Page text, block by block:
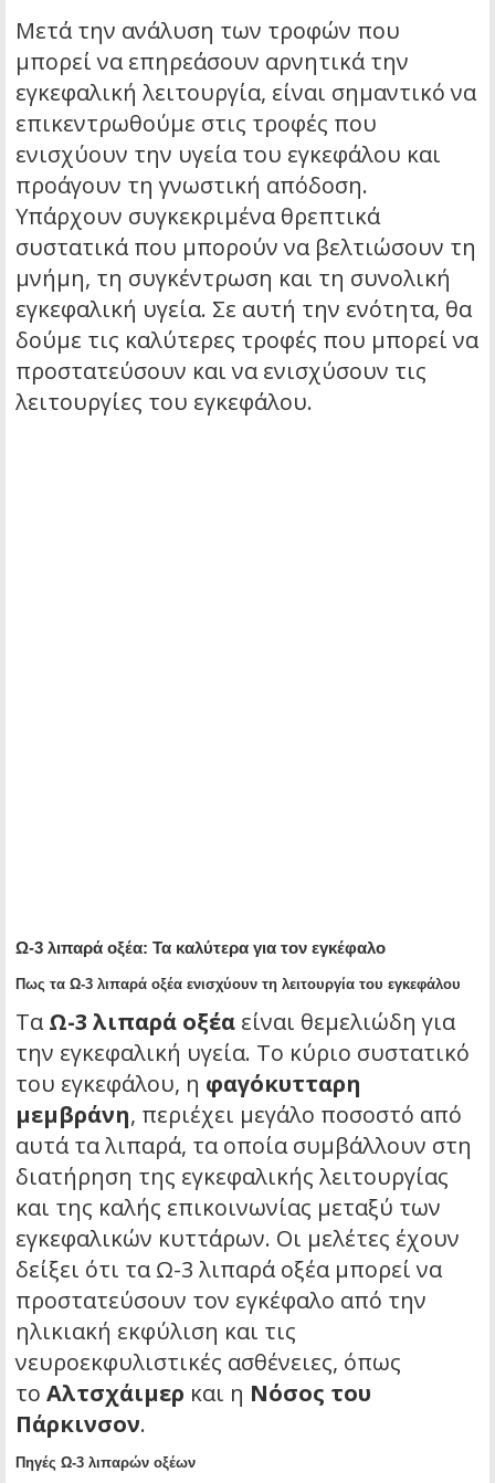
Μετά την ανάλυση των τροφών που
μπορεί να επηρεάσουν αρνητικά την
εγκεφαλική λειτουργία, είναι σημαντικό να
επικεντρωθούμε στις τροφές που
ενισχύουν την υγεία του εγκεφάλου και
προάγουν τη γνωστική απόδοση.
Υπάρχουν συγκεκριμένα θρεπτικά
συστατικά που μπορούν να βελτιώσουν τη
μνήμη, τη συγκέντρωση και τη συνολική
εγκεφαλική υγεία. Σε αυτή την ενότητα, θα
δούμε τις καλύτερες τροφές που μπορεί να
προστατεύσουν και να ενισχύσουν τις
λειτουργίες του εγκεφάλου.
Ω-3 λιπαρά οξέα: Τα καλύτερα για τον εγκέφαλο
Πως τα Ω-3 λιπαρά οξέα ενισχύουν τη λειτουργία του εγκεφάλου
Τα Ω-3 λιπαρά οξέα είναι θεμελιώδη για
την εγκεφαλική υγεία. Το κύριο συστατικό
του εγκεφάλου, η φαγόκυτταρη
μεμβράνη, περιέχει μεγάλο ποσοστό από
αυτά τα λιπαρά, τα οποία συμβάλλουν στη
διατήρηση της εγκεφαλικής λειτουργίας
και της καλής επικοινωνίας μεταξύ των
εγκεφαλικών κυττάρων. Οι μελέτες έχουν
δείξει ότι τα Ω-3 λιπαρά οξέα μπορεί να
προστατεύσουν τον εγκέφαλο από την
ηλικιακή εκφύλιση και τις
νευροεκφυλιστικές ασθένειες, όπως
το Αλτσχάιμερ και η Νόσος του
Πάρκινσον.
Πηγές Ω-3 λιπαρών οξέων